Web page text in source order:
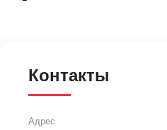
Контакты
Адрес